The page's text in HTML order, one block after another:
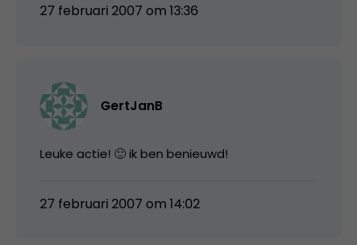
27 februari 2007 om 13:36
GertJanB
Leuke actie! 🙂 ik ben benieuwd!
27 februari 2007 om 14:02